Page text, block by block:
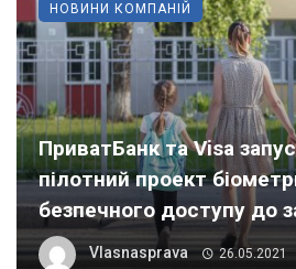
ПриватБанк та Visa
пілотний проект
безпечного доступу до
Vlasnasprava 26.05.2021
НОВИНИ КОМПАНІЙ